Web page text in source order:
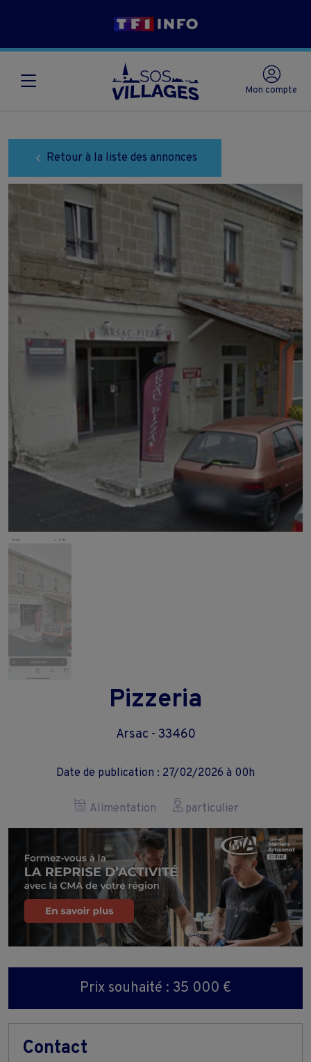
Mon compte
Retour à la liste des annonces
Pizzeria
Arsac - 33460
Date de publication : 27/02/2026 à 00h
Alimentation particulier
Prix souhaité : 35 000 €
Contact